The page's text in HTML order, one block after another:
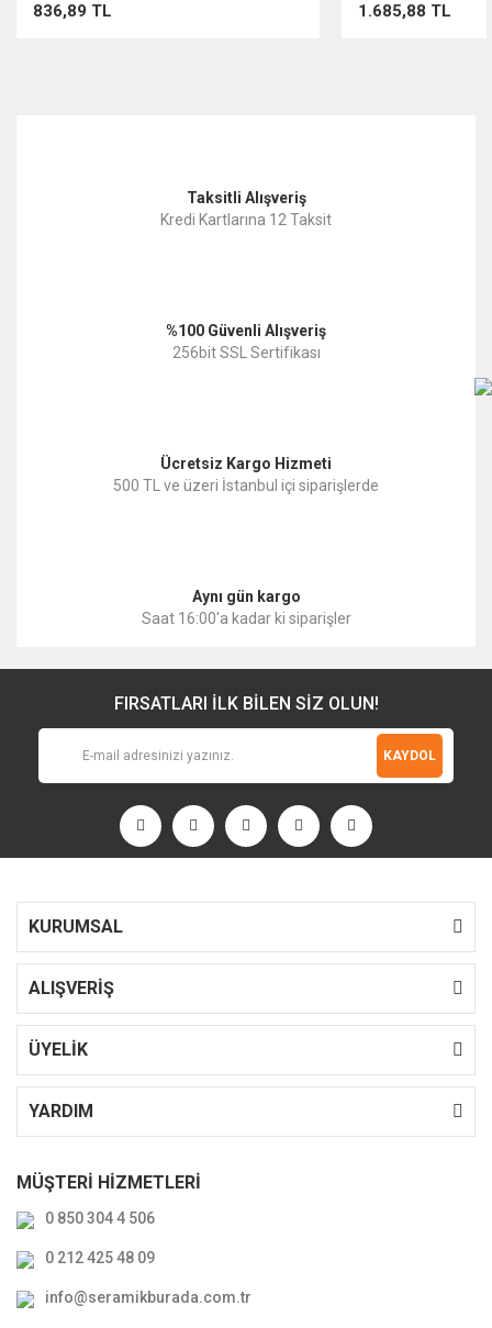
836,89 TL 1.685,88 TL
Taksitli Alışveriş
Kredi Kartlarına 12 Taksit
%100 Güvenli Alışveriş
256bit SSL Sertifikası
Ücretsiz Kargo Hizmeti
500 TL ve üzeri İstanbul içi siparişlerde
Aynı gün kargo
Saat 16:00'a kadar ki siparişler
FIRSATLARI İLK BİLEN SİZ OLUN!
KAYDOL
KURUMSAL
ALIŞVERİŞ
ÜYELİK
YARDIM
MÜŞTERİ HİZMETLERİ
0 850 304 4 506
0 212 425 48 09
info@seramikburada.com.tr